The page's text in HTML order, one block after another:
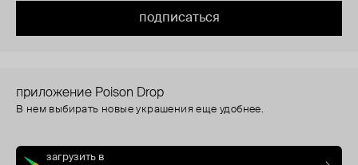
подписаться
приложение Poison Drop
В нем выбирать новые украшения еще удобнее.
загрузить в